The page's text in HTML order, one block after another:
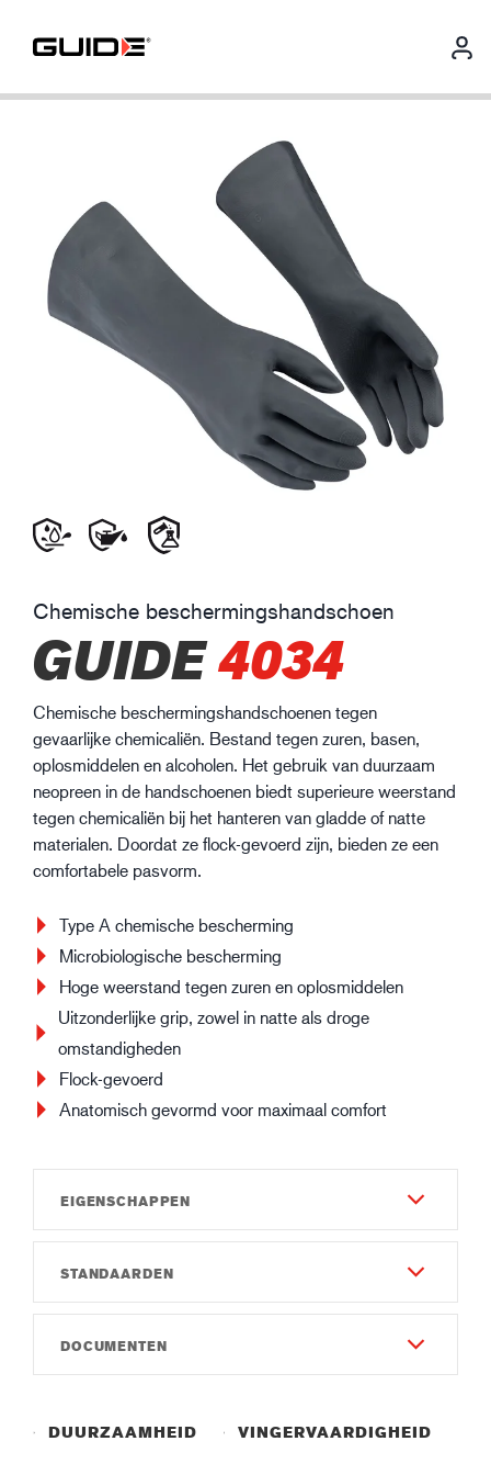
Chemische beschermingshandschoen
GUIDE4034
Chemische beschermingshandschoenen tegen
gevaarlijke chemicaliën. Bestand tegen zuren, basen,
oplosmiddelen en alcoholen. Het gebruik van duurzaam
neopreen in de handschoenen biedt superieure weerstand
tegen chemicaliën bij het hanteren van gladde of natte
materialen. Doordat ze flock-gevoerd zijn, bieden ze een
comfortabele pasvorm.
Type A chemische bescherming
Microbiologische bescherming
Hoge weerstand tegen zuren en oplosmiddelen
Uitzonderlijke grip, zowel in natte als droge
omstandigheden
Flock-gevoerd
Anatomisch gevormd voor maximaal comfort
EIGENSCHAPPEN
Duurzaamheid
4
Vingervaardigheid
4
Totale lengte (cm)
STANDAARDEN
3110X
AKLMNOPST
DOCUMENTEN
Instruction of Use GUIDE 4034.pdf
DUURZAAMHEID VINGERVAARDIGHEID